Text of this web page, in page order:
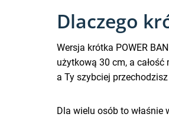
Dlaczego
Wersja krótka POWER
użytkową 30 cm, a
a Ty szybciej
Dla wielu osób to